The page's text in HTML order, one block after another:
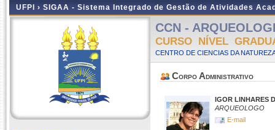
UFPI › SIGAA - Sistema Integrado de Gestão de Atividades
CCN -
CURSO NÍVEL
CENTRO DE CIENCIAS DA
Corpo Administrativo
IGOR LINHARES
ARQUEOLOGO
E-mail